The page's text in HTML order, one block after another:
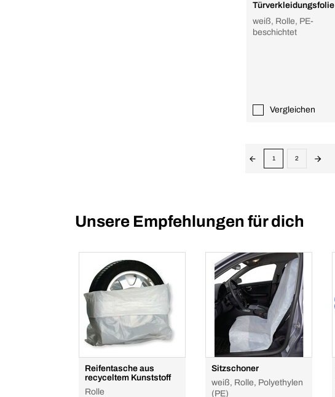
Türverkleidungsfolie
weiß, Rolle, PE-
beschichtet
Vergleichen
1 2
Unsere Empfehlungen für dich
Reifentasche aus
recyceltem Kunststoff
Rolle
Sitzschoner
weiß, Rolle, Polyethylen
(PE)